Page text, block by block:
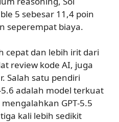
5 sebesar 11,4 poin
seperempat biaya.
cepat dan lebih irit dari
review kode AI, juga
Salah satu pendiri
adalah model terkuat
GPT‑5.5
kali lebih sedikit